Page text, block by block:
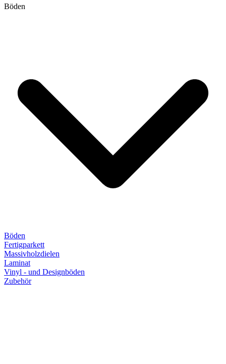
Böden
Böden
Fertigparkett
Massivholzdielen
Laminat
Vinyl - und Designböden
Zubehör